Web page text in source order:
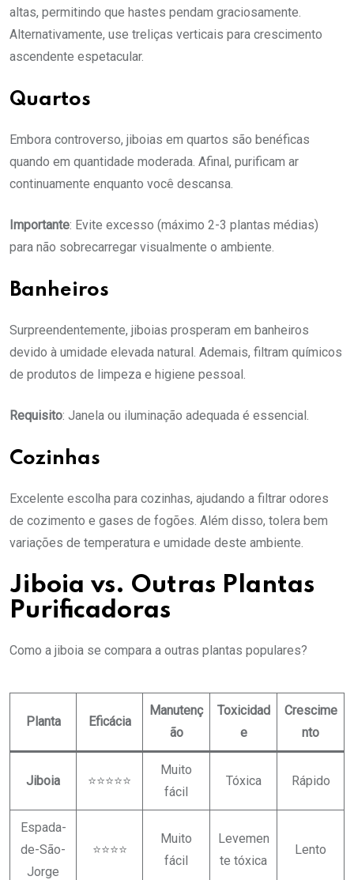
altas, permitindo que hastes pendam graciosamente.
Alternativamente, use treliças verticais para crescimento
ascendente espetacular.
Quartos
Embora controverso, jiboias em quartos são benéficas
quando em quantidade moderada. Afinal, purificam ar
continuamente enquanto você descansa.
Importante: Evite excesso (máximo 2-3 plantas médias)
para não sobrecarregar visualmente o ambiente.
Banheiros
Surpreendentemente, jiboias prosperam em banheiros
devido à umidade elevada natural. Ademais, filtram químicos
de produtos de limpeza e higiene pessoal.
Requisito: Janela ou iluminação adequada é essencial.
Cozinhas
Excelente escolha para cozinhas, ajudando a filtrar odores
de cozimento e gases de fogões. Além disso, tolera bem
variações de temperatura e umidade deste ambiente.
Jiboia vs. Outras Plantas
Purificadoras
Como a jiboia se compara a outras plantas populares?
Planta Eficácia
Manutenç
ão
Toxicidad
e
Crescime
nto
Jiboia ⭐⭐⭐⭐⭐
Muito
fácil
Tóxica Rápido
Espada-
de-São-
Jorge
⭐⭐⭐⭐
Muito
fácil
Levemen
te tóxica
Lento